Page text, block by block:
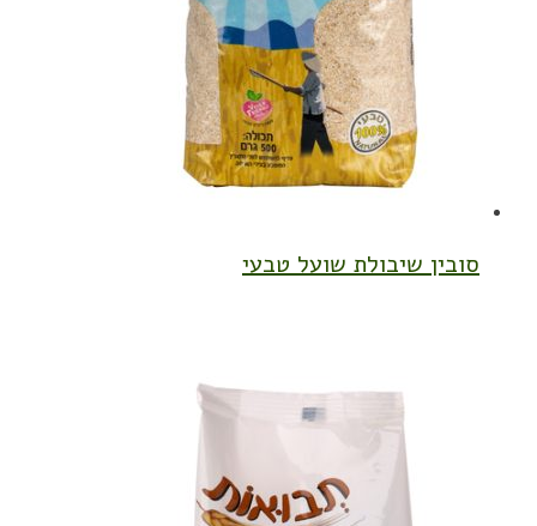
סובין שיבולת שועל טבעי